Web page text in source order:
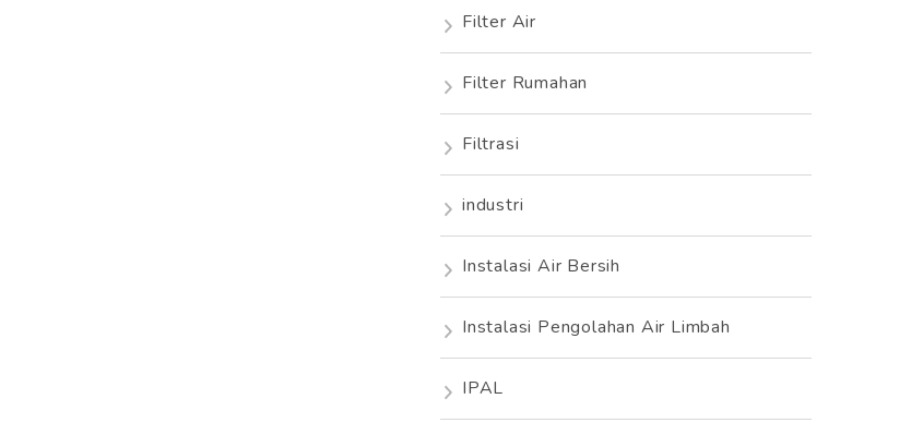
Filter Air
Filter Rumahan
Filtrasi
industri
Instalasi Air Bersih
Instalasi Pengolahan Air Limbah
IPAL